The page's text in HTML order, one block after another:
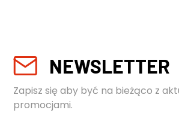
NEWSLETTER
Zapisz się aby być na bieżąco z
promocjami.